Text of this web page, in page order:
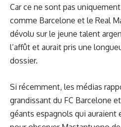
Car ce ne sont pas
comme Barcelone et le Real
dévolu sur le jeune talent
l’affût et aurait pris une
dossier.
Si récemment, les médias
grandissant du FC Barcelone
géants espagnols qui auraient